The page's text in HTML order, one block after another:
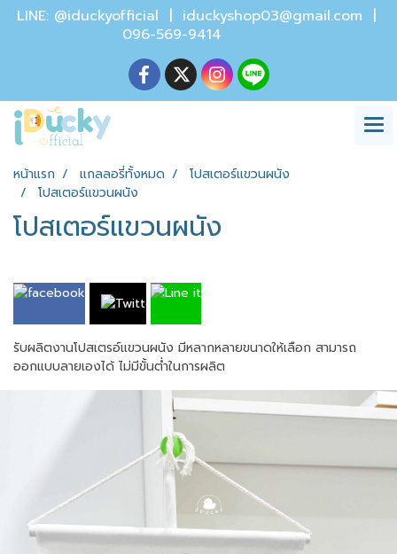
LINE: @iduckyofficial | iduckyshop03@gmail.com |
096-569-9414
หน้าแรก แกลลอรี่ทั้งหมด
โปสเตอร์แขวนผนัง
โปสเตอร์แขวนผนัง
โปสเตอร์แขวนผนัง
รับผลิตงานโปสเตรอ์แขวนผนัง มีหลากหลายขนาดให้เลือก สามารถ
ออกแบบลายเองได้ ไม่มีขั้นต่ำในการผลิต